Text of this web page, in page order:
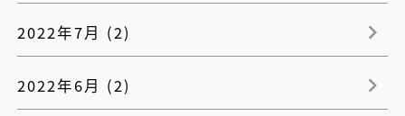
2022年7月 (2)
2022年6月 (2)